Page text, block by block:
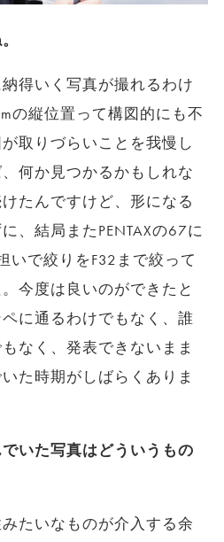
得いく写真が撮れるわけ
の縦位置って構図的にも不
取りづらいことを我慢し
何か見つかるかもしれな
たんですけど、形になる
、結局またPENTAXの67に
いで絞りをF32まで絞って
今度は良いのができたと
に通るわけでもなく、誰
なく、発表できないまま
た時期がしばらくありま
いた写真はどういうもの
たいなものが介入する余